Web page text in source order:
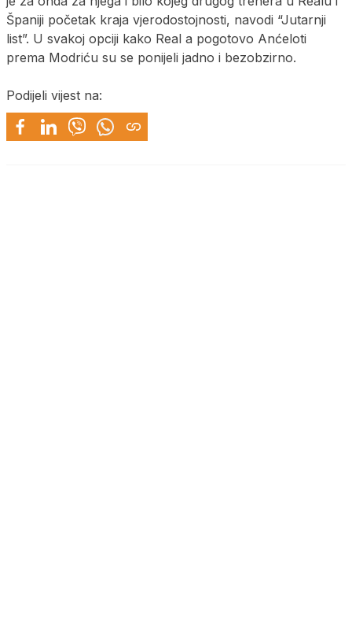
Španiji početak kraja vjerodostojnosti, navodi “Jutarnji
list”. U svakoj opciji kako Real a pogotovo Anćeloti
prema Modriću su se ponijeli jadno i bezobzirno.
Podijeli vijest na: